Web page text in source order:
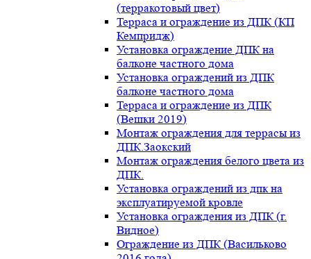
(терракотовый цвет)
Терраса и ограждение из ДПК (КП
Кемпридж)
Установка ограждение ДПК на
балконе частного дома
Установка ограждений из ДПК
балконе частного дома
Терраса и ограждение из ДПК
(Вешки 2019)
Монтаж ограждения для террасы из
ДПК.Заокский
Монтаж ограждения белого цвета из
ДПК.
Установка ограждений из дпк на
эксплуатируемой кровле
Установка ограждения из ДПК (г.
Видное)
Ограждение из ДПК (Васильково